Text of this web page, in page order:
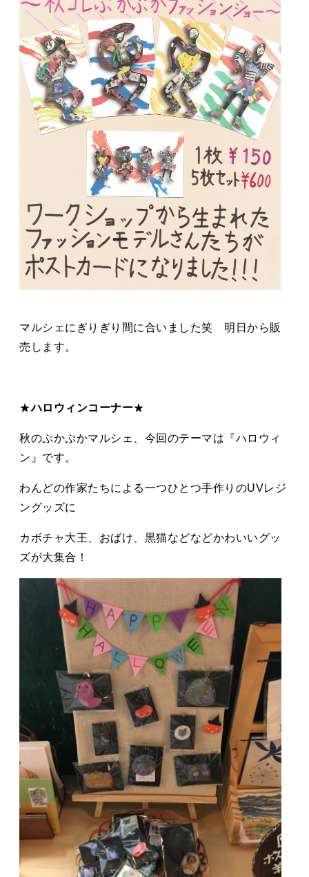
マルシェにぎりぎり間に合いました笑 明日から販
売します。
★ハロウィンコーナー★
秋のぷかぷかマルシェ、今回のテーマは『ハロウィ
ン』です。
わんどの作家たちによる一つひとつ手作りのUVレジ
ングッズに
カボチャ大王、おばけ、黒猫などなどかわいいグッ
ズが大集合！